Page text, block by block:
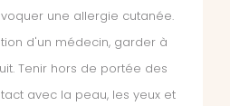
une allergie cutanée.
d'un médecin, garder à
Tenir hors de portée des
avec la peau, les yeux et